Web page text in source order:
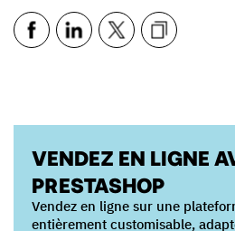
VENDEZ EN LIGNE
PRESTASHOP
Vendez en ligne sur une
entièrement customisable,